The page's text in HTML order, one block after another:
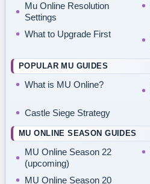
Mu Online Resolution
Settings
What to Upgrade First
POPULAR MU GUIDES
What is MU Online?
Castle Siege Strategy
MU ONLINE SEASON GUIDES
MU Online Season 22
(upcoming)
MU Online Season 20